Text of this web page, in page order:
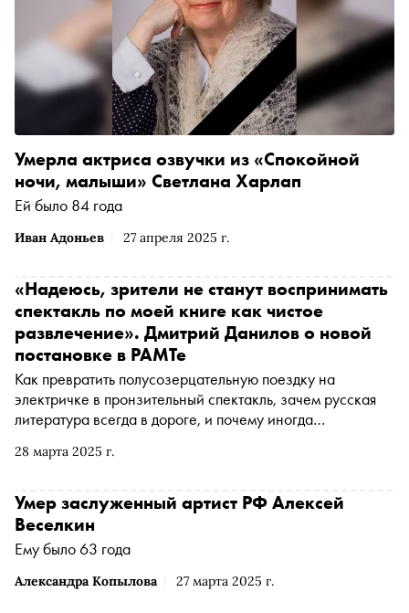
Иван Адоньев 27 апреля 2025 г.
Умерла актриса озвучки из «Спокойной
ночи, малыши» Светлана Харлап
Ей было 84 года
28 марта 2025 г.
«Надеюсь, зрители не станут воспринимать
спектакль по моей книге как чистое
развлечение». Дмитрий Данилов о новой
постановке в РАМТе
Как превратить полусозерцательную поездку на
электричке в пронзительный спектакль, зачем русская
литература всегда в дороге, и почему иногда
абсолютное ничто и исцелиться от утраты, — писатель
«Пустые поезда», неожиданной работе с режиссером
Алексеем Золотовицким и целительной силе маршрутов,
ведущих в никуда
Александра Копылова 27 марта 2025 г.
Умер заслуженный артист РФ Алексей
Веселкин
Ему было 63 года